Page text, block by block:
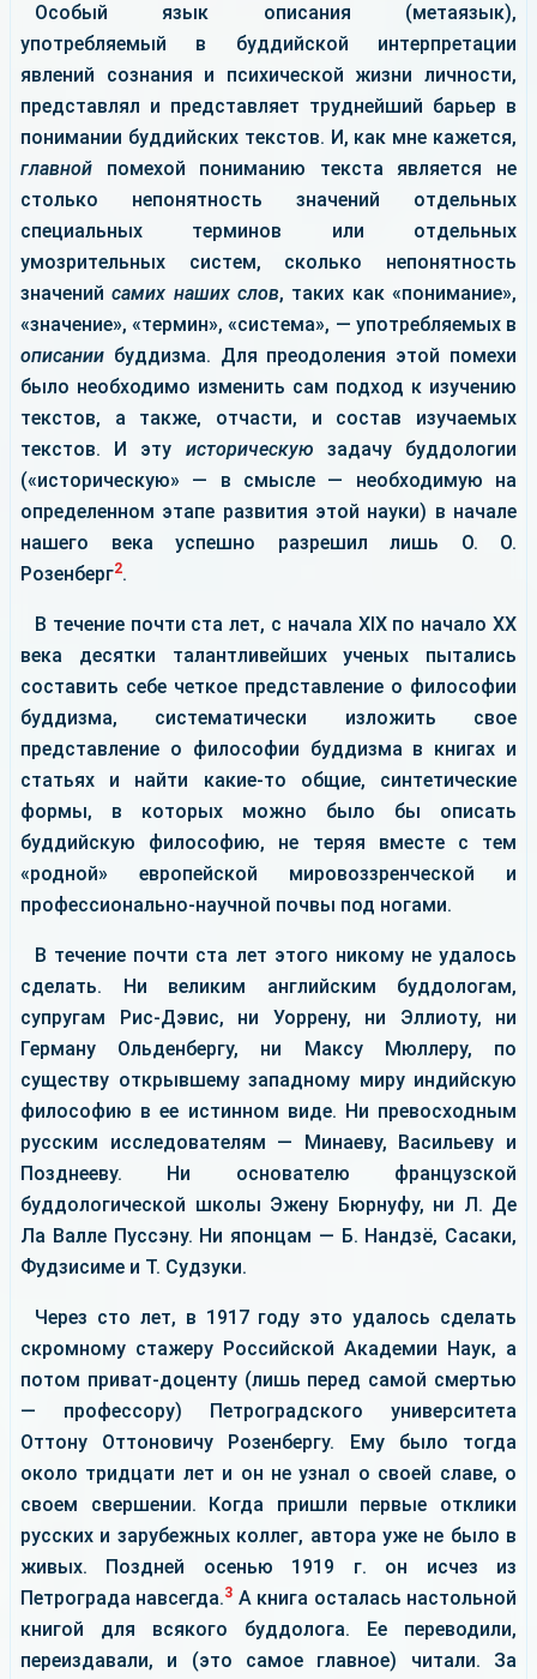
Особый язык описания (метаязык),
употребляемый в буддийской интерпретации
явлений сознания и психической жизни личности,
представлял и представляет труднейший барьер в
понимании буддийских текстов. И, как мне кажется,
главной помехой пониманию текста является не
столько непонятность значений отдельных
специальных терминов или отдельных
умозрительных систем, сколько непонятность
значенийсамих наших слов, таких как «понимание»,
«значение», «термин», «система», — употребляемых в
описании буддизма. Для преодоления этой помехи
было необходимо изменить сам подход к изучению
текстов, а также, отчасти, и состав изучаемых
текстов. И эту историческую задачу буддологии
(«историческую» — в смысле — необходимую на
определенном этапе развития этой науки) в начале
нашего века успешно разрешил лишь О. О.
Розенберг2.
В течение почти ста лет, с начала ХІХ по начало ХХ
века десятки талантливейших ученых пытались
составить себе четкое представление о философии
буддизма, систематически изложить свое
представление о философии буддизма в книгах и
статьях и найти какие-то общие, синтетические
формы, в которых можно было бы описать
буддийскую философию, не теряя вместе с тем
«родной» европейской мировоззренческой и
профессионально-научной почвы под ногами.
В течение почти ста лет этого никому не удалось
сделать. Ни великим английским буддологам,
супругам Рис-Дэвис, ни Уоррену, ни Эллиоту, ни
Герману Ольденбергу, ни Максу Мюллеру, по
существу открывшему западному миру индийскую
философию в ее истинном виде. Ни превосходным
русским исследователям — Минаеву, Васильеву и
Позднееву. Ни основателю французской
буддологической школы Эжену Бюрнуфу, ни Л. Де
Ла Валле Пуссэну. Ни японцам — Б. Нандзё, Сасаки,
Фудзисиме и Т. Судзуки.
Через сто лет, в 1917 году это удалось сделать
скромному стажеру Российской Академии Наук, а
потом приват-доценту (лишь перед самой смертью
— профессору) Петроградского университета
Оттону Оттоновичу Розенбергу. Ему было тогда
около тридцати лет и он не узнал о своей славе, о
своем свершении. Когда пришли первые отклики
русских и зарубежных коллег, автора уже не было в
живых. Поздней осенью 1919 г. он исчез из
Петрограда навсегда.3 А книга осталась настольной
книгой для всякого буддолога. Ее переводили,
переиздавали, и (это самое главное) читали. За